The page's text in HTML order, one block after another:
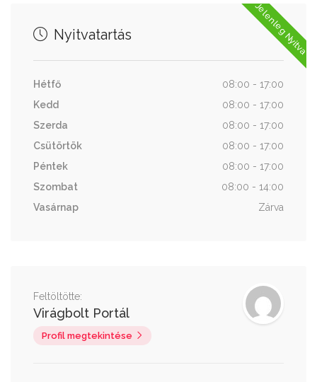
Jelenleg Nyitva
Nyitvatartás
Hétfő
08:00 - 17:00
Kedd
08:00 - 17:00
Szerda
08:00 - 17:00
Csütörtök
08:00 - 17:00
Péntek
08:00 - 17:00
Szombat
08:00 - 14:00
Vasárnap
Zárva
Feltöltötte:
Virágbolt Portál
Profil megtekintése